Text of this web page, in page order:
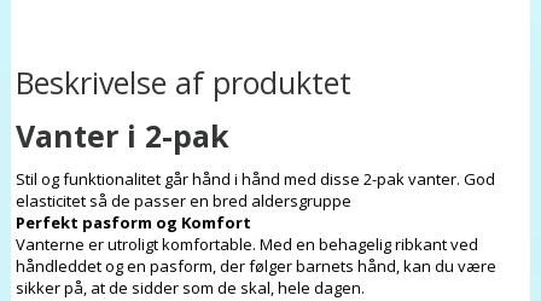
Beskrivelse af produktet
Vanter i 2-pak
Stil og funktionalitet går hånd i hånd med disse 2-pak vanter. God
elasticitet så de passer en bred aldersgruppe
Perfekt pasform og Komfort
Vanterne er utroligt komfortable. Med en behagelig ribkant ved
håndleddet og en pasform, der følger barnets hånd, kan du være
sikker på, at de sidder som de skal, hele dagen.